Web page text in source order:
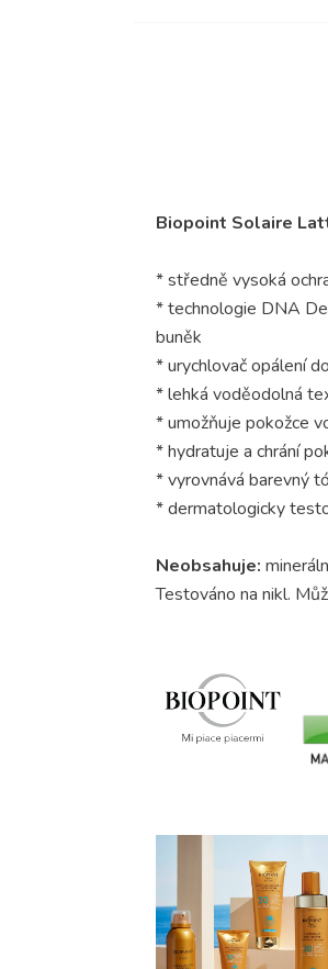
Biopoint Solaire
* středně vysoká
* technologie DNA
buněk
* urychlovač opálení
* lehká voděodolná
* umožňuje pokožce
* hydratuje a chrání
* vyrovnává barevný
* dermatologicky
Neobsahuje:
Testováno na nikl.